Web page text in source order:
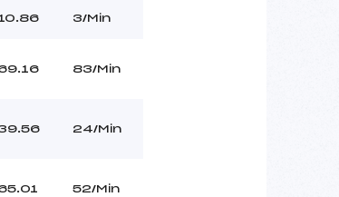
3/Min
83/Min
24/Min
52/Min